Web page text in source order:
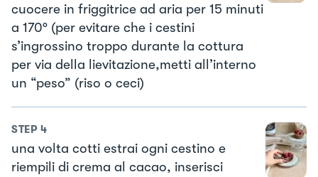
cuocere in friggitrice ad aria per 15 minuti
a 170° (per evitare che i cestini
s’ingrossino troppo durante la cottura
per via della lievitazione,metti all’interno
un “peso” (riso o ceci)
STEP 4
una volta cotti estrai ogni cestino e
riempili di crema al cacao, inserisci